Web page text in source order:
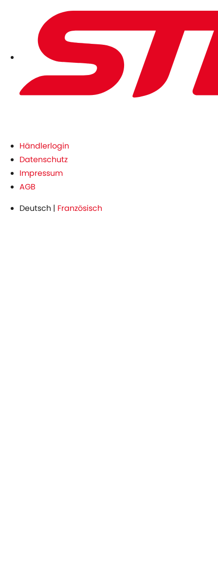
Händlerlogin
Datenschutz
Impressum
AGB
Deutsch | Französisch